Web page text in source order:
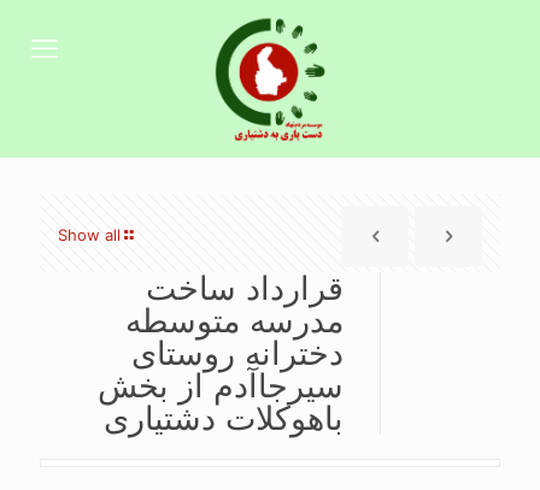
Show all
قرارداد ساخت
مدرسه متوسطه
دخترانه روستای
سیرجاآدم از بخش
باهوکلات دشتیاری